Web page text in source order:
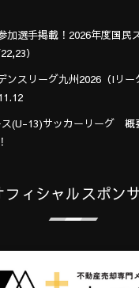
加選手掲載！2026年度国民
）
ンスリーグ九州2026（Iリ
ス(U-13)サッカーリーグ 概
フィシャルスポン